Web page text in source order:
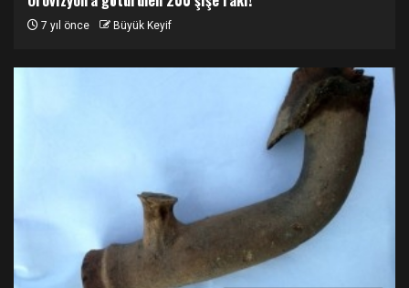
7 yıl önce Büyük Keyif